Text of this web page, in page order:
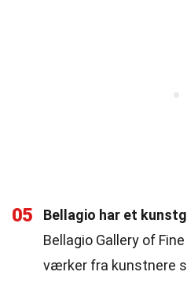
05 Bellagio har et
Bellagio Gallery of
værker fra kunstnere